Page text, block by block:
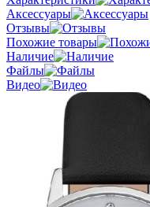
Аксессуары
Отзывы
Похожие товары
Наличие
Файлы
Видео